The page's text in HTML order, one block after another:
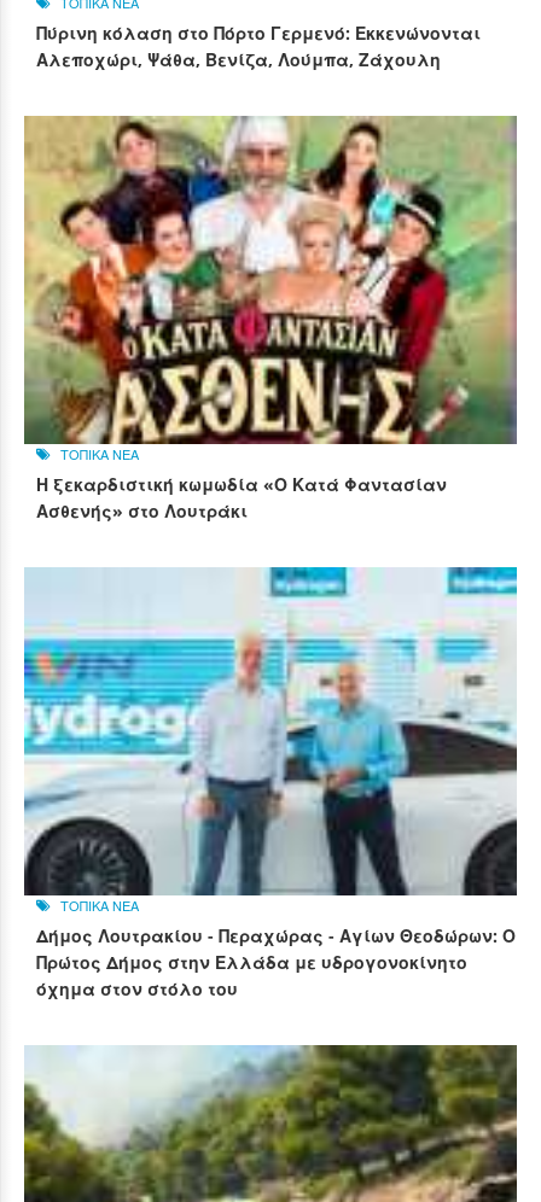
Πύρινη κόλαση στο Πόρτο Γερμενό: Εκκενώνονται
Αλεποχώρι, Ψάθα, Βενίζα, Λούμπα, Ζάχουλη
ΤΟΠΙΚΑ ΝΕΑ
Η ξεκαρδιστική κωμωδία «Ο Κατά Φαντασίαν
Ασθενής» στο Λουτράκι
ΤΟΠΙΚΑ ΝΕΑ
Δήμος Λουτρακίου - Περαχώρας - Αγίων Θεοδώρων: Ο
Πρώτος Δήμος στην Ελλάδα με υδρογονοκίνητο
όχημα στον στόλο του